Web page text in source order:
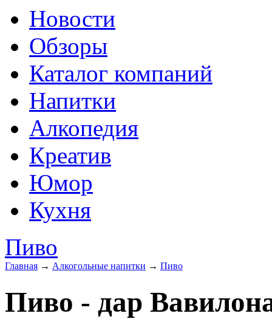
Новости
Обзоры
Каталог компаний
Напитки
Алкопедия
Креатив
Юмор
Кухня
Пиво
Главная → Алкогольные напитки → Пиво
Пиво - дар